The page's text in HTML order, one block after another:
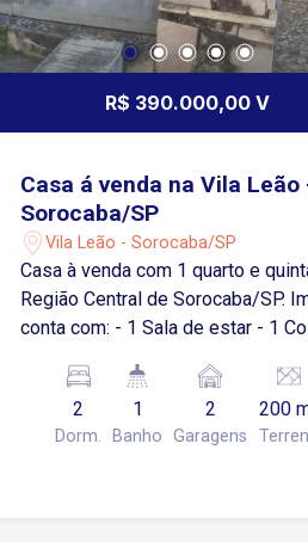
R$ 390.000,00 V
Casa á venda na Vila Leão
Sorocaba/SP
Vila Leão - Sorocaba/SP
Casa à venda com 1 quarto e
Região Central de Sorocaba/SP. Imóvel
conta com: - 1 Sala de estar - 1 Cozinha
de serviço coberta - 1 Quintal
Vagas de garagem cobertas Destaques
da localização: Com localização
2
Dorm.
1
Banho
2
Garagens
200